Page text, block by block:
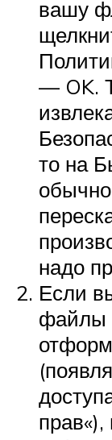
вашу
— OK.
то на
обычно
надо
Если
файлы
прав«),